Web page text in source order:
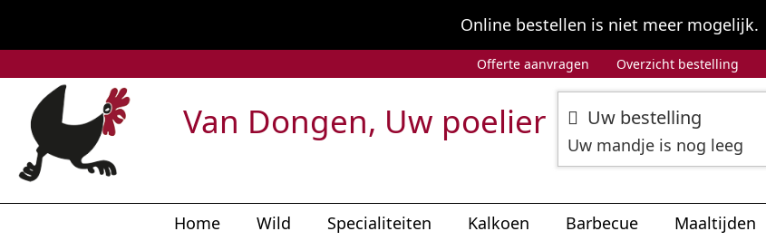
Online bestellen is niet meer mogelijk.
Offerte aanvragen Overzicht bestelling
Van Dongen, Uw poelier Uw bestelling
Uw mandje is nog leeg
Home Wild Specialiteiten Kalkoen Barbecue Maaltijden